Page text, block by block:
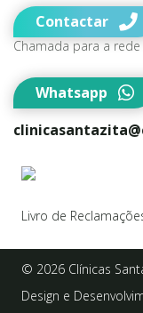
Contactar
Chamada para a
Whatsapp
Livro de
© 2026 Clínicas
Design e